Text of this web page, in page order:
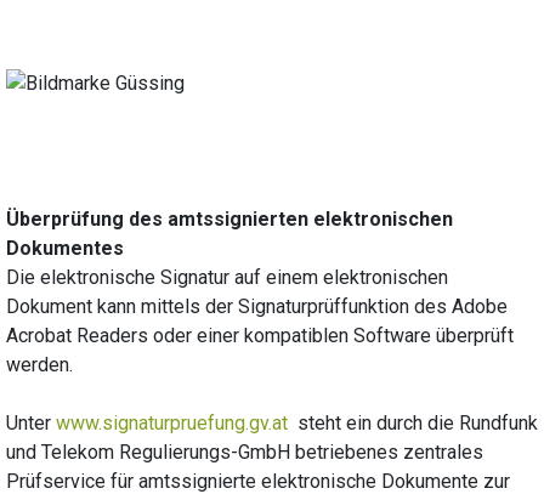
Überprüfung des amtssignierten elektronischen
Dokumentes
Die elektronische Signatur auf einem elektronischen
Dokument kann mittels der Signaturprüffunktion des Adobe
Acrobat Readers oder einer kompatiblen Software überprüft
werden.
Unter www.signaturpruefung.gv.at steht ein durch die Rundfunk
und Telekom Regulierungs-GmbH betriebenes zentrales
Prüfservice für amtssignierte elektronische Dokumente zur